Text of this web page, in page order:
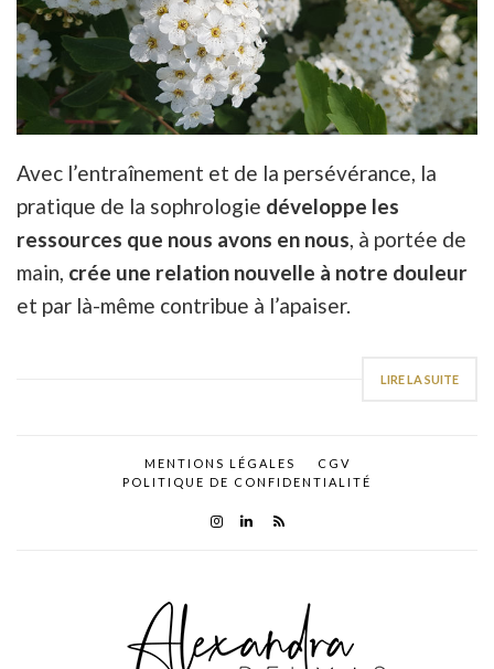
Avec l’entraînement et de la persévérance, la
pratique de la sophrologie développe les
ressources que nous avons en nous , à portée de
main, crée une relation nouvelle à notre douleur
et par là-même contribue à l’apaiser.
LIRE LA SUITE
MENTIONS LÉGALES
CGV
POLITIQUE DE CONFIDENTIALITÉ